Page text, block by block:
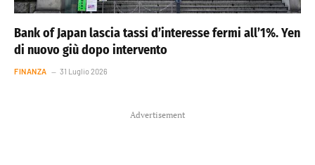
Bank of Japan lascia tassi d’interesse fermi all’1%. Yen
di nuovo giù dopo intervento
FINANZA 31 Luglio 2026
Advertisement